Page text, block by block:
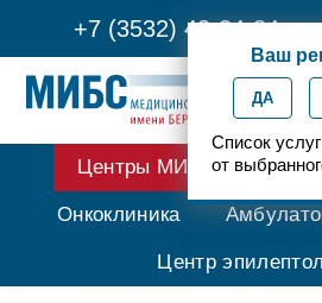
+7 (3532) 43-34-84
Ваш
ДА
Список
от
Центры МИБС
Онкоклиника
Центр